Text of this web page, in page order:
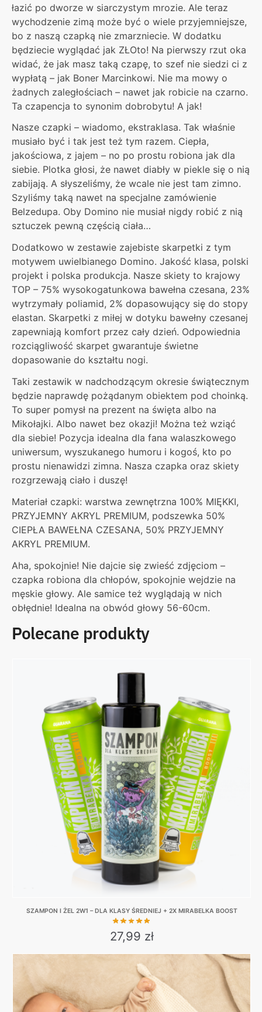
łazić po dworze w siarczystym mrozie. Ale teraz
wychodzenie zimą może być o wiele przyjemniejsze,
bo z naszą czapką nie zmarzniecie. W dodatku
będziecie wyglądać jak ZŁOto! Na pierwszy rzut oka
widać, że jak masz taką czapę, to szef nie siedzi ci z
wypłatą – jak Boner Marcinkowi. Nie ma mowy o
żadnych zaległościach – nawet jak robicie na czarno.
Ta czapencja to synonim dobrobytu! A jak!
Nasze czapki – wiadomo, ekstraklasa. Tak właśnie
musiało być i tak jest też tym razem. Ciepła,
jakościowa, z jajem – no po prostu robiona jak dla
siebie. Plotka głosi, że nawet diabły w piekle się o nią
zabijają. A słyszeliśmy, że wcale nie jest tam zimno.
Szyliśmy taką nawet na specjalne zamówienie
Belzedupa. Oby Domino nie musiał nigdy robić z nią
sztuczek pewną częścią ciała…
Dodatkowo w zestawie zajebiste skarpetki z tym
motywem uwielbianego Domino. Jakość klasa, polski
projekt i polska produkcja. Nasze skiety to krajowy
TOP – 75% wysokogatunkowa bawełna czesana, 23%
wytrzymały poliamid, 2% dopasowujący się do stopy
elastan. Skarpetki z miłej w dotyku bawełny czesanej
zapewniają komfort przez cały dzień. Odpowiednia
rozciągliwość skarpet gwarantuje świetne
dopasowanie do kształtu nogi.
Taki zestawik w nadchodzącym okresie świątecznym
będzie naprawdę pożądanym obiektem pod choinką.
To super pomysł na prezent na święta albo na
Mikołajki. Albo nawet bez okazji! Można też wziąć
dla siebie! Pozycja idealna dla fana walaszkowego
uniwersum, wyszukanego humoru i kogoś, kto po
prostu nienawidzi zimna. Nasza czapka oraz skiety
rozgrzewają ciało i duszę!
Materiał czapki: warstwa zewnętrzna 100% MIĘKKI,
PRZYJEMNY AKRYL PREMIUM, podszewka 50%
CIEPŁA BAWEŁNA CZESANA, 50% PRZYJEMNY
AKRYL PREMIUM.
Aha, spokojnie! Nie dajcie się zwieść zdjęciom –
czapka robiona dla chłopów, spokojnie wejdzie na
męskie głowy. Ale samice też wyglądają w nich
obłędnie! Idealna na obwód głowy 56-60cm.
Polecane produkty
SZAMPON I ŻEL 2W1 – DLA KLASY ŚREDNIEJ + 2X MIRABELKA BOOST
27,99 zł